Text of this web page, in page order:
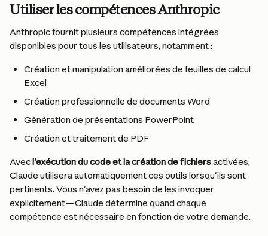
Utiliser les compétences Anthropic
Anthropic fournit plusieurs compétences intégrées
disponibles pour tous les utilisateurs, notamment :
Création et manipulation améliorées de feuilles de calcul
Excel
Création professionnelle de documents Word
Génération de présentations PowerPoint
Création et traitement de PDF
Avec l'exécution du code et la création de fichiers activées,
Claude utilisera automatiquement ces outils lorsqu'ils sont
pertinents. Vous n'avez pas besoin de les invoquer
explicitement—Claude détermine quand chaque
compétence est nécessaire en fonction de votre demande.